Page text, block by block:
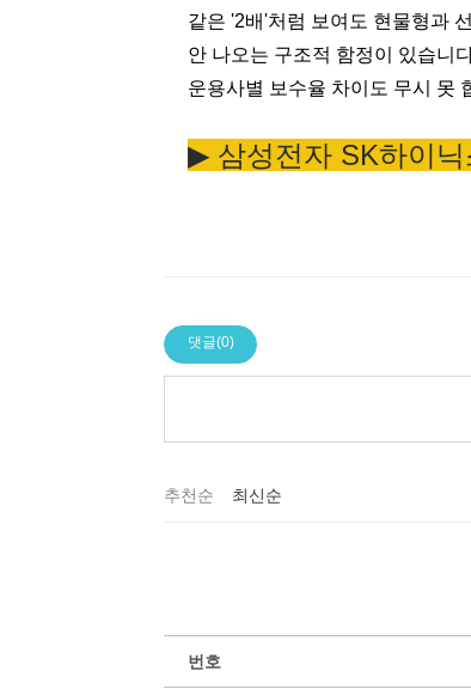
같은 '2배'처럼 보여도 현물형과
안 나오는 구조적 함정이 있습니
운용사별 보수율 차이도 무시 못
▶︎ 삼성전자 SK하이닉
댓글(0)
추천순 최신순
번호